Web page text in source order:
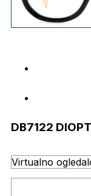
DB7122
Virtualno